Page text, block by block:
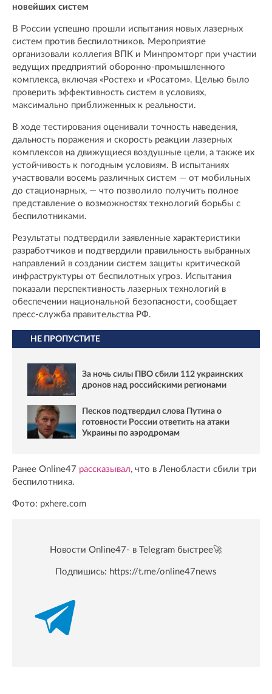
новейших систем
В России успешно прошли испытания новых лазерных
систем против беспилотников. Мероприятие
организовали коллегия ВПК и Минпромторг при участии
ведущих предприятий оборонно-промышленного
комплекса, включая «Ростех» и «Росатом». Целью было
проверить эффективность систем в условиях,
максимально приближенных к реальности.
В ходе тестирования оценивали точность наведения,
дальность поражения и скорость реакции лазерных
комплексов на движущиеся воздушные цели, а также их
устойчивость к погодным условиям. В испытаниях
участвовали восемь различных систем — от мобильных
до стационарных, — что позволило получить полное
представление о возможностях технологий борьбы с
беспилотниками.
Результаты подтвердили заявленные характеристики
разработчиков и подтвердили правильность выбранных
направлений в создании систем защиты критической
инфраструктуры от беспилотных угроз. Испытания
показали перспективность лазерных технологий в
обеспечении национальной безопасности, сообщает
пресс-служба правительства РФ.
НЕ ПРОПУСТИТЕ
За ночь силы ПВО сбили 112 украинских
дронов над российскими регионами
Песков подтвердил слова Путина о
готовности России ответить на атаки
Украины по аэродромам
Ранее Online47 рассказывал, что в Ленобласти сбили три
беспилотника.
Фото: pxhere.com
Новости Online47- в Telegram быстрее🚀
Подпишись: https://t.me/online47news